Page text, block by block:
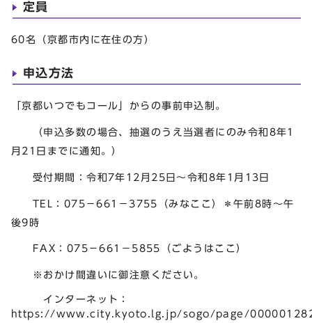
定員
60名（京都市内に在住の方）
申込方法
「京都いつでもコール」からの事前申込制。
（申込多数の場合、抽選のうえ当選者にのみ令和8年1
月21日までに通知。）
受付期間：令和7年12月25日～令和8年1月13日
TEL：075－661－3755（みなここ）＊午前8時～午
後9時
FAX：075－661－5855（ごようはここ）
※おかけ間違いに御注意ください。
インターネット：
https://www.city.kyoto.lg.jp/sogo/page/